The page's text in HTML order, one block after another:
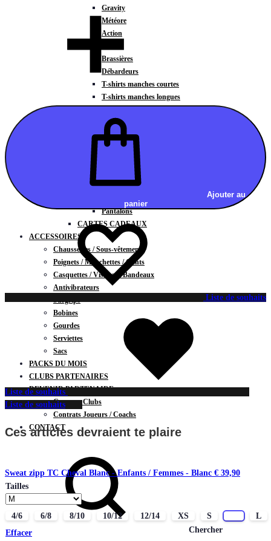
Gravity
Météore
Action
Brassières
Débardeurs
T-shirts manches courtes
T-shirts manches longues
Sweats à capuche
Sweats à capuche zippé
Vestes
BAS
Shorts
Pantalons
CARTES CADEAUX
ACCESSOIRES
Chaussettes / Sous-vêtements
Poignets / Manchettes / Gants
Casquettes / Visières / Bandeaux
Antivibrateurs
Surgrips
Bobines
Gourdes
Serviettes
Sacs
PACKS DU MOIS
CLUBS PARTENAIRES
DEVENIR PARTENAIRE
Contrats Clubs
Contrats Joueurs / Coachs
CONTACT
Chercher
Ajouter au
panier
Liste de souhaits
Liste de souhaits
Liste de souhaits
Ces articles devraient te plaire
Sweat zipp TC Cheval Blanc - Enfants / Femmes - Blanc € 39,90
Tailles
4/6 6/8 8/10 10/12 12/14 XS S
L
Effacer